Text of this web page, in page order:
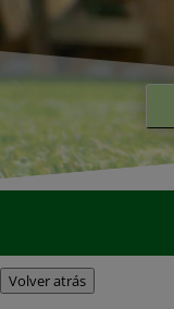
Volver atrás